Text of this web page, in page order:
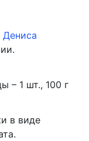
Дениса
– 1 шт., 100 г
в виде